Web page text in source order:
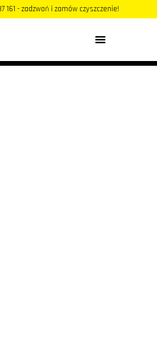
161 - zadzwoń i zamów czyszczenie!